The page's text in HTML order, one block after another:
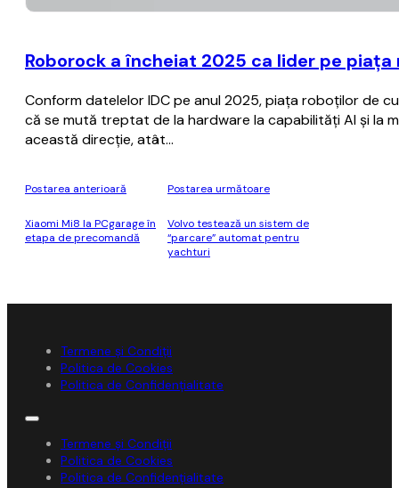
Roborock a încheiat 2025 ca lider pe
Conform datelelor IDC pe anul 2025, piața roboților de
că se mută treptat de la hardware la capabilități AI și la
această direcție, atât…
Postarea anterioară
Xiaomi Mi8 la PCgarage în
etapa de precomandă
Postarea următoare
Volvo testează un sistem de
“parcare” automat pentru
yachturi
Termene și Condiții
Politica de Cookies
Politica de Confidențialitate
Termene și Condiții
Politica de Cookies
Politica de Confidențialitate